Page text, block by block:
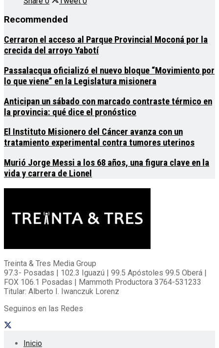
Recommended
Cerraron el acceso al Parque Provincial Moconá por la
crecida del arroyo Yabotí
Passalacqua oficializó el nuevo bloque “Movimiento por
lo que viene” en la Legislatura misionera
Anticipan un sábado con marcado contraste térmico en
la provincia: qué dice el pronóstico
El Instituto Misionero del Cáncer avanza con un
tratamiento experimental contra tumores uterinos
Murió Jorge Messi a los 68 años, una figura clave en la
vida y carrera de Lionel
Treinta & Tres Media Group
97.3- Posadas | 102.3 Iguazú | 99.5 Apóstoles 99.5 Oberá |
FOX 106.1 Posadas | Mammoth Productora 3764-531233
Titular: Alberto I. Iwanczuk Lorenz
Seguinos en las Redes
Inicio